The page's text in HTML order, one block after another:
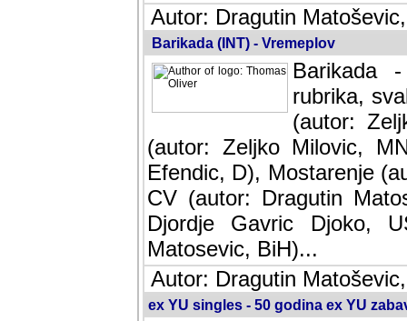
Autor: Dragutin
Barikada (INT) - Vremeplov
Barikada
rubrika,
(autor:
(autor: Zeljko Milovic,
Efendic, D), Mostarenje
CV (autor: Dragutin
Djordje Gavric Djoko,
Matosevic, BiH)...
Autor: Dragutin
ex YU singles - 50 godina ex YU